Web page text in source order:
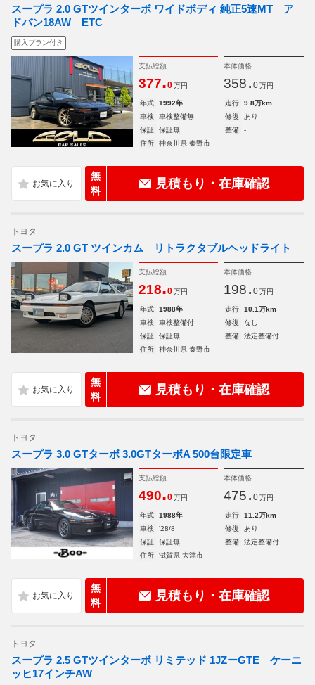
スープラ 2.0 GTツインターボ ワイドボディ 純正5速MT ア
ドバン18AW ETC
購入プラン付き
支払総額
377.0 万円
本体価格
358. 0 万円
年式 1992年 走行
9.8万km
車検
車検整備無 修復
あり
保証
保証無 整備
-
住所
神奈川県 秦野市
無
料
見積もり・在庫確認
トヨタ
スープラ 2.0 GT ツインカム リトラクタブルヘッドライト
支払総額
218.0 万円
本体価格
198. 0 万円
年式 1988年 走行
10.1万km
車検
車検整備付 修復
なし
保証
保証無 整備
法定整備付
住所
神奈川県 秦野市
無
料
見積もり・在庫確認
トヨタ
スープラ 3.0 GTターボ 3.0GTターボA 500台限定車
支払総額
490.0 万円
本体価格
475. 0 万円
年式 1988年 走行
11.2万km
車検
'28/8 修復
あり
保証
保証無 整備
法定整備付
住所
滋賀県 大津市
無
料
見積もり・在庫確認
トヨタ
スープラ 2.5 GTツインターボ リミテッド 1JZーGTE ケーニ
ッヒ17インチAW